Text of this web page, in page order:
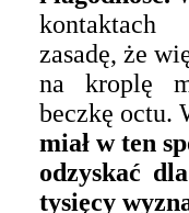
zasadę, że
na kroplę
beczkę octu.
miał w ten
odzyskać
tysięcy